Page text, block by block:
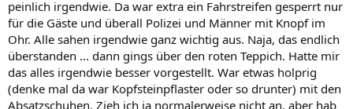
peinlich irgendwie. Da war extra ein Fahrstreifen gesperrt nur
für die Gäste und überall Polizei und Männer mit Knopf im
Ohr. Alle sahen irgendwie ganz wichtig aus. Naja, das endlich
überstanden ... dann gings über den roten Teppich. Hatte mir
das alles irgendwie besser vorgestellt. War etwas holprig
(denke mal da war Kopfsteinpflaster oder so drunter) mit den
Absatzschuhen. Zieh ich ja normalerweise nicht an, aber hab